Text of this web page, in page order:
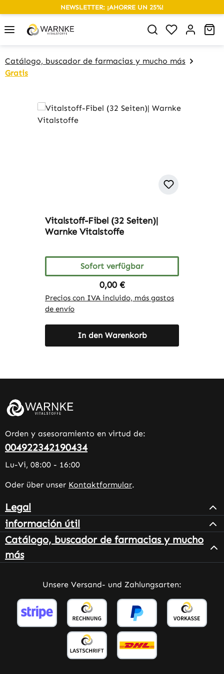
springen
NEWSLETTER: ¡AHORRE UN 25%!
Du hast 0
Catálogo, buscador de farmacias y mucho más
Gratis
Produktgalerie überspringen
Vitalstoff-Fibel (32 Seiten)|
Warnke Vitalstoffe
Sofort verfügbar
Regulärer Preis:
0,00 €
Precios con IVA incluido, más gastos
de envío
In den Warenkorb
Orden y asesoramiento en virtud de:
004922342190434
Lu-Vi, 08:00 - 16:00
Oder über unser Kontaktformular.
Legal
información útil
Catálogo, buscador de farmacias y mucho
más
Unsere Versand- und Zahlungsarten: